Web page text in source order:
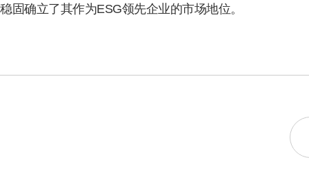
稳固确立了其作为ESG领先企业的市场地位。